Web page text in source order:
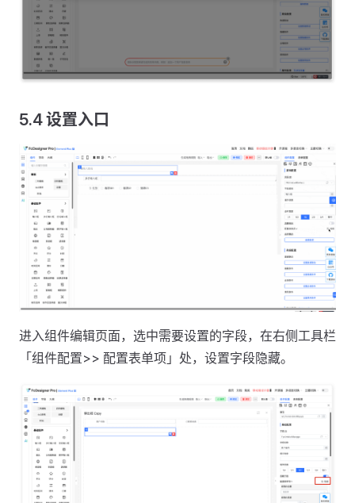
5.4 设置入口
进入组件编辑页面，选中需要设置的字段，在右侧工具栏
「组件配置>> 配置表单项」处，设置字段隐藏。